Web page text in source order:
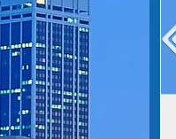
Tiga Warganya
Ditangkap di Soetta,
Polisi Malaysia Akui
Negaranya Jadi
Jalur Transit
Narkoba